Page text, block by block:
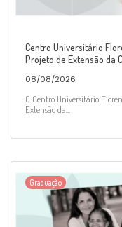
Centro Universitário
Projeto de Extensão da
08/08/2026
O Centro Universitário
Extensão da...
Graduação